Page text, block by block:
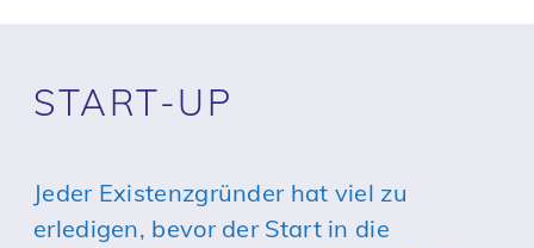
START-UP
Jeder Existenzgründer hat viel zu
erledigen, bevor der Start in die